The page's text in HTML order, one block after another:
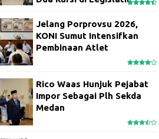
Jelang Porprovsu 2026,
KONI Sumut Intensifkan
Pembinaan Atlet
Rico Waas Hunjuk Pejabat
Impor Sebagai Plh Sekda
Medan